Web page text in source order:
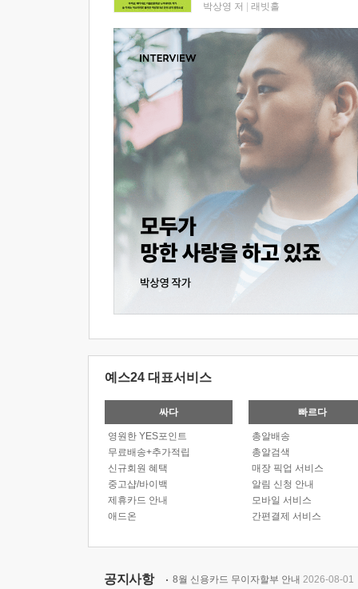
박상영 저 래빗홀
예스24 대표서비스
싸다
영원한 YES포인트
무료배송+추가적립
신규회원 혜택
중고샵/바이백
제휴카드 안내
애드온
빠르다
총알배송
총알검색
매장 픽업 서비스
알림 신청 안내
모바일 서비스
간편결제 서비스
공지사항 8월 신용카드 무이자할부 안내 2026-08-01